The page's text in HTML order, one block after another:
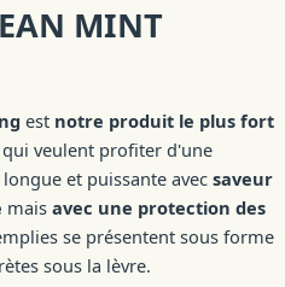
MINT
est notre produit le plus fort
veulent profiter d'une
et puissante avec saveur
mais avec une protection des
se présentent sous forme
sous la lèvre.